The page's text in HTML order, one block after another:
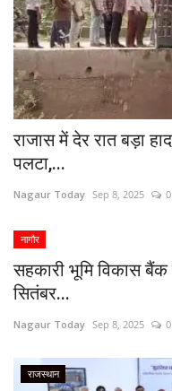
राजास में देर रात बड़ा
पलटा,...
Nagaur Today Sep 8, 2025 0
नागौर
सहकारी भूमि विकास बैंक
सितंबर...
Nagaur Today Sep 8, 2025 0
राजस्थान